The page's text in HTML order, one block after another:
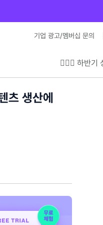
기업 광고/멤버십 문의
💁🏻‍♂️ 하반기
츠 생산에